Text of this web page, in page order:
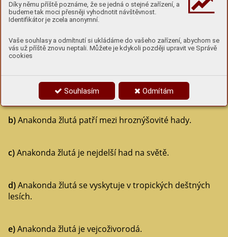
Díky němu příště poznáme, že se jedná o stejné zařízení, a
budeme tak moci přesněji vyhodnotit návštěvnost.
Identifikátor je zcela anonymní.
Vaše souhlasy a odmítnutí si ukládáme do vašeho zařízení, abychom se
vás už příště znovu neptali. Můžete je kdykoli později upravit ve Správě
cookies
Souhlasím Odmítám
4 (Ne)pravdy o anakondě žluté
Která tvrzení o anakondě žluté jsou správně a která ne?
Anakonda žlutá se vyskytuje v Africe.
b)Anakonda žlutá patří mezi hroznýšovité hady.
c)Anakonda žlutá je nejdelší had na světě.
d)Anakonda žlutá se vyskytuje v tropických deštných
lesích.
e)Anakonda žlutá je vejcoživorodá.